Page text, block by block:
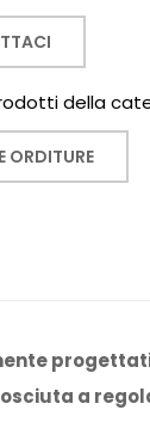
della
ORDITURE
a